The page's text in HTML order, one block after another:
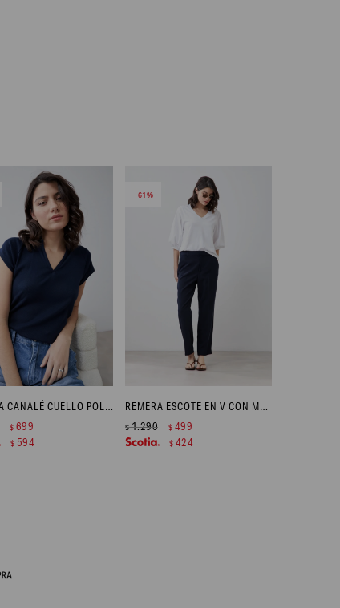
REMERA CANALÉ CUELLO POLO - AZUL MARINO
$ 699
$ 594
61
REMERA ESCOTE EN V CON MANGAS BALLOON - BLANCO
$1.290 $ 499
$ 424